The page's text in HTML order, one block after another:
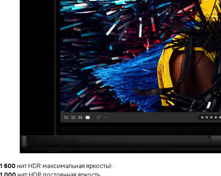
1 600 нит HDR максимальная яркость◊